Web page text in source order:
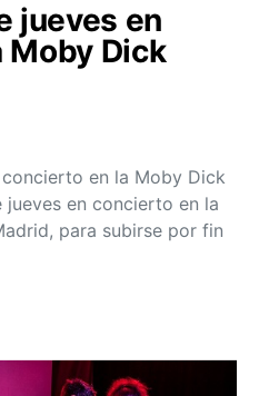
jueves en
Moby Dick
concierto en la Moby Dick
jueves en concierto en la
para subirse por fin